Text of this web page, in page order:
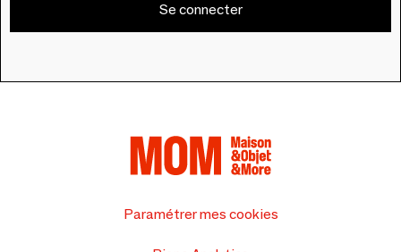
Se connecter
Paramétrer mes cookies